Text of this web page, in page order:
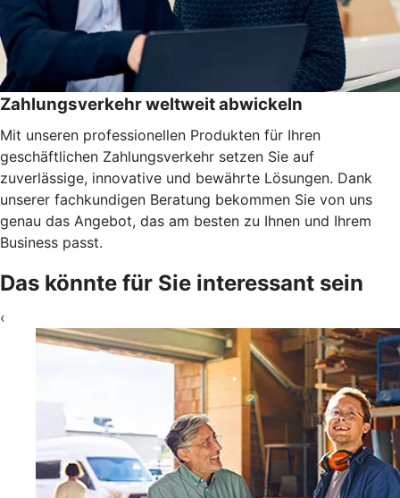
Zahlungsverkehr weltweit abwickeln
Mit unseren professionellen Produkten für Ihren
geschäftlichen Zahlungsverkehr setzen Sie auf
zuverlässige, innovative und bewährte Lösungen. Dank
unserer fachkundigen Beratung bekommen Sie von uns
genau das Angebot, das am besten zu Ihnen und Ihrem
Business passt.
Das könnte für Sie interessant sein
‹